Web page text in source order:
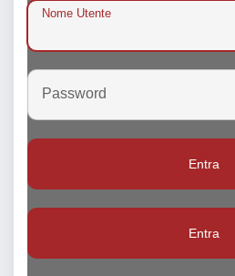
Nome Utente
Password
Entra
Entra